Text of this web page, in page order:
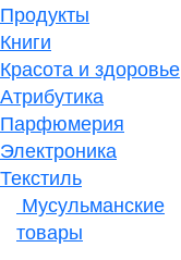
Продукты
Книги
Красота и здоровье
Атрибутика
Парфюмерия
Электроника
Текстиль
Мусульманские
товары